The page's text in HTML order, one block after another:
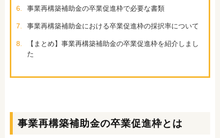
6. 事業再構築補助金の卒業促進枠で必要な書類
7. 事業再構築補助金における卒業促進枠の採択率について
8.
【まとめ】事業再構築補助金の卒業促進枠を紹介しまし
た
事業再構築補助金の卒業促進枠とは